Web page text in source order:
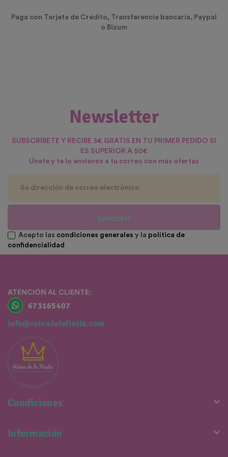
Paga con Tarjeta de Crédito, Transferencia bancaria, Paypal
o Bizum
Newsletter
SUBSCRÍBETE Y RECIBE 3€ GRATIS EN TU PRIMER PEDIDO SI
ES SUPERIOR A 50€
Únete y te lo envíanos a tu correo con más ofertas
Suscribir
Acepto las condiciones generales y la política de
confidencialidad
ATENCIÓN AL CLIENTE:
673165407
info@reinadelafiesta.com
Condiciones 
Información 